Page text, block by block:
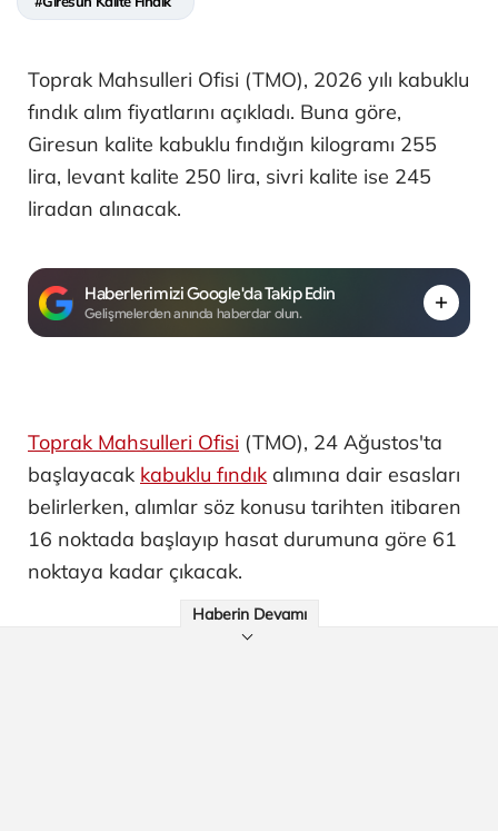
Toprak Mahsulleri Ofisi (TMO), 2026 yılı kabuklu
fındık alım fiyatlarını açıkladı. Buna göre,
Giresun kalite kabuklu fındığın kilogramı 255
lira, levant kalite 250 lira, sivri kalite ise 245
liradan alınacak.
Haberlerimizi Google'da Takip Edin
Gelişmelerden anında haberdar olun.
Toprak Mahsulleri Ofisi (TMO), 24 Ağustos'ta
başlayacak kabuklu fındık alımına dair esasları
belirlerken, alımlar söz konusu tarihten itibaren
16 noktada başlayıp hasat durumuna göre 61
noktaya kadar çıkacak.
Haberin Devamı